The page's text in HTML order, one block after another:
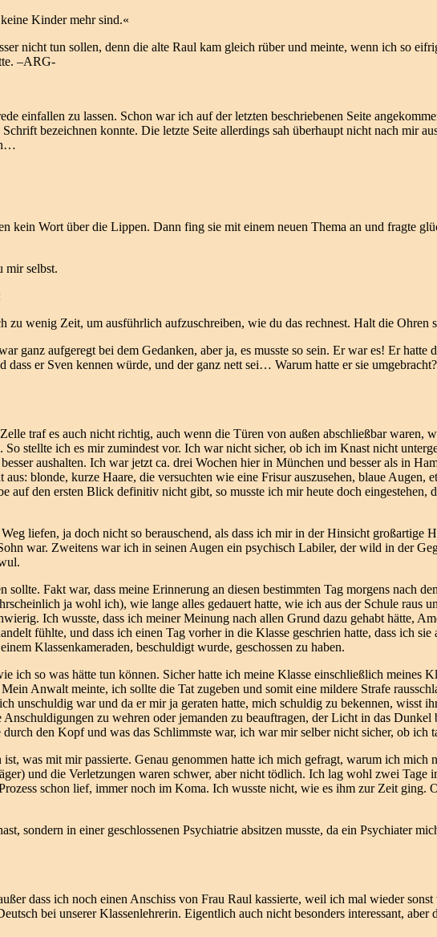
Kinder mehr sind.«
nicht tun sollen, denn die alte Raul kam gleich rüber und meinte, wenn ich so
–ARG-
einfallen zu lassen. Schon war ich auf der letzten beschriebenen Seite
bezeichnen konnte. Die letzte Seite allerdings sah überhaupt nicht nach mir
kein Wort über die Lippen. Dann fing sie mit einem neuen Thema an und fragte
mir selbst.
wenig Zeit, um ausführlich aufzuschreiben, wie du das rechnest. Halt die Ohren
ganz aufgeregt bei dem Gedanken, aber ja, es musste so sein. Er war es! Er hatte
er Sven kennen würde, und der ganz nett sei… Warum hatte er sie
traf es auch nicht richtig, auch wenn die Türen von außen abschließbar waren,
stellte ich es mir zumindest vor. Ich war nicht sicher, ob ich im Knast nicht
aushalten. Ich war jetzt ca. drei Wochen hier in München und besser als in
blonde, kurze Haare, die versuchten wie eine Frisur auszusehen, blaue Augen,
auf den ersten Blick definitiv nicht gibt, so musste ich mir heute doch eingestehen,
liefen, ja doch nicht so berauschend, als dass ich mir in der Hinsicht großartige
war. Zweitens war ich in seinen Augen ein psychisch Labiler, der wild in der
Fakt war, dass meine Erinnerung an diesen bestimmten Tag morgens nach
ja wohl ich), wie lange alles gedauert hatte, wie ich aus der Schule raus
Ich wusste, dass ich meiner Meinung nach allen Grund dazu gehabt hätte,
fühlte, und dass ich einen Tag vorher in die Klasse geschrien hatte, dass ich
Klassenkameraden, beschuldigt wurde, geschossen zu haben.
so was hätte tun können. Sicher hatte ich meine Klasse einschließlich meines
Anwalt meinte, ich sollte die Tat zugeben und somit eine mildere Strafe
unschuldig war und da er mir ja geraten hatte, mich schuldig zu bekennen, wisst
zu wehren oder jemanden zu beauftragen, der Licht in das
den Kopf und was das Schlimmste war, ich war mir selber nicht sicher, ob ich
was mit mir passierte. Genau genommen hatte ich mich gefragt, warum ich mich
und die Verletzungen waren schwer, aber nicht tödlich. Ich lag wohl zwei Tage
schon lief, immer noch im Koma. Ich wusste nicht, wie es ihm zur Zeit ging.
sondern in einer geschlossenen Psychiatrie absitzen musste, da ein Psychiater
dass ich noch einen Anschiss von Frau Raul kassierte, weil ich mal wieder
bei unserer Klassenlehrerin. Eigentlich auch nicht besonders interessant, aber